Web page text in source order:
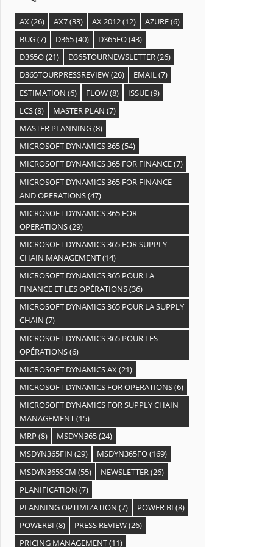
AX(26) AX7(33) AX 2012(12) AZURE(6)
BUG(7) D365(40) D365FO(43)
D365O(21) D365TOURNEWSLETTER(26)
D365TOURPRESSREVIEW(26) EMAIL(7)
ESTIMATION (6) FLOW(8) ISSUE(9)
LCS(8) MASTER PLAN (7)
MASTER PLANNING(8)
MICROSOFT DYNAMICS 365(54)
MICROSOFT DYNAMICS 365 FOR FINANCE(7)
MICROSOFT DYNAMICS 365 FOR FINANCE
AND OPERATIONS(47)
MICROSOFT DYNAMICS 365 FOR
OPERATIONS(29)
MICROSOFT DYNAMICS 365 FOR SUPPLY
CHAIN MANAGEMENT(14)
MICROSOFT DYNAMICS 365 POUR LA
FINANCE ET LES OPÉRATIONS(36)
MICROSOFT DYNAMICS 365 POUR LA SUPPLY
CHAIN (7)
MICROSOFT DYNAMICS 365 POUR LES
OPÉRATIONS(6)
MICROSOFT DYNAMICS AX(21)
MICROSOFT DYNAMICS FOR OPERATIONS(6)
MICROSOFT DYNAMICS FOR SUPPLY CHAIN
MANAGEMENT(15)
MRP (8) MSDYN365(24)
MSDYN365FIN (29) MSDYN365FO(169)
MSDYN365SCM (55) NEWSLETTER(26)
PLANIFICATION (7)
PLANNING OPTIMIZATION (7) POWER BI (8)
POWERBI (8) PRESS REVIEW(26)
PRICING MANAGEMENT(11)